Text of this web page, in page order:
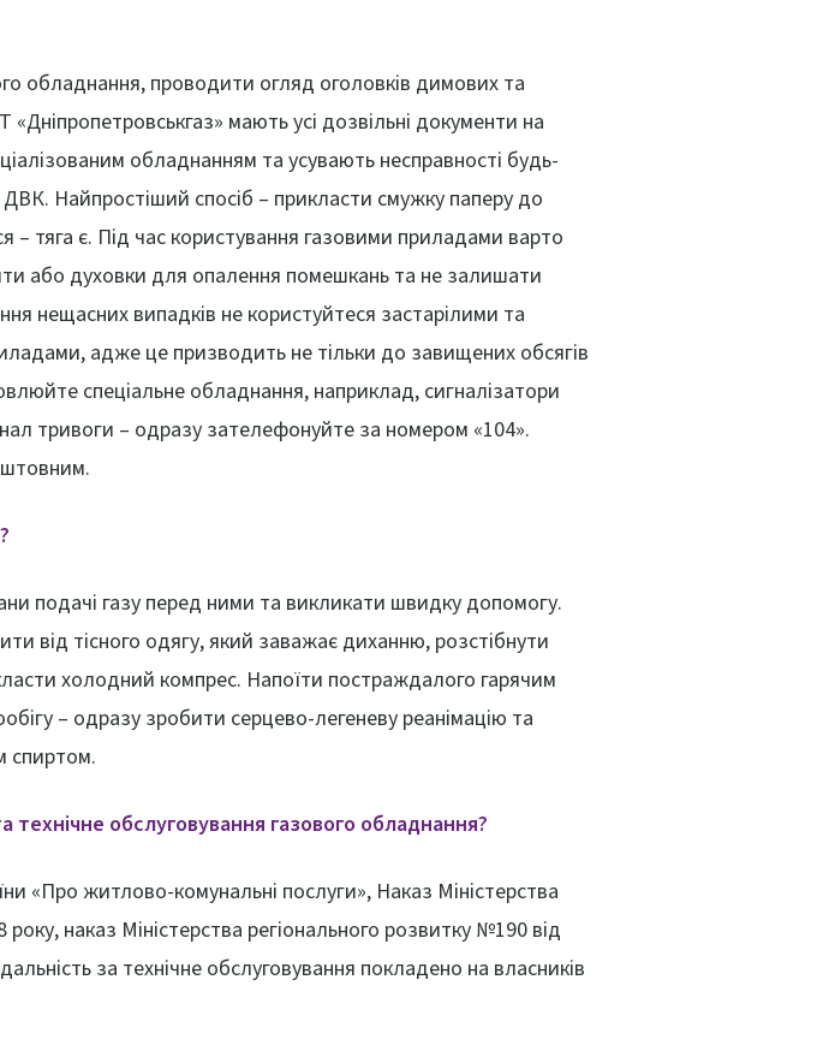
обладнання, проводити огляд оголовків димових та
мають усі дозвільні документи на
обладнанням та усувають несправності будь-
ДВК. Найпростіший спосіб – прикласти смужку паперу до
тяга є. Під час користування газовими приладами варто
або духовки для опалення помешкань та не залишати
нещасних випадків не користуйтеся застарілими та
адже це призводить не тільки до завищених обсягів
спеціальне обладнання, наприклад, сигналізатори
тривоги – одразу зателефонуйте за номером «104».
подачі газу перед ними та викликати швидку допомогу.
від тісного одягу, який заважає диханню, розстібнути
холодний компрес. Напоїти постраждалого гарячим
– одразу зробити серцево-легеневу реанімацію та
спиртом.
технічне обслуговування газового обладнання?
«Про житлово-комунальні послуги», Наказ Міністерства
наказ Міністерства регіонального розвитку №190 від
за технічне обслуговування покладено на власників